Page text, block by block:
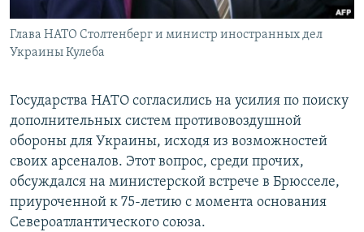
Глава НАТО Столтенберг и министр иностранных дел
Украины Кулеба
Государства НАТО согласились на усилия по поиску
дополнительных систем противовоздушной
обороны для Украины, исходя из возможностей
своих арсеналов. Этот вопрос, среди прочих,
обсуждался на министерской встрече в Брюсселе,
приуроченной к 75-летию с момента основания
Североатлантического союза.